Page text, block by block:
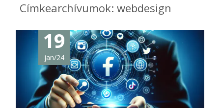
Címkearchívumok: webdesign
19
jan/24